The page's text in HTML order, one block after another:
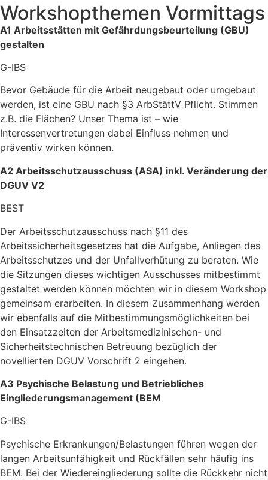
Workshopthemen Vormittags
A1 Arbeitsstätten mit Gefährdungsbeurteilung (GBU)
gestalten
G-IBS
Bevor Gebäude für die Arbeit neugebaut oder umgebaut
werden, ist eine GBU nach §3 ArbStättV Pflicht. Stimmen
z.B. die Flächen? Unser Thema ist – wie
Interessenvertretungen dabei Einfluss nehmen und
präventiv wirken können.
A2 Arbeitsschutzausschuss (ASA) inkl. Veränderung der
DGUV V2
BEST
Der Arbeitsschutzausschuss nach §11 des
Arbeitssicherheitsgesetzes hat die Aufgabe, Anliegen des
Arbeitsschutzes und der Unfallverhütung zu beraten. Wie
die Sitzungen dieses wichtigen Ausschusses mitbestimmt
gestaltet werden können möchten wir in diesem Workshop
gemeinsam erarbeiten. In diesem Zusammenhang werden
wir ebenfalls auf die Mitbestimmungsmöglichkeiten bei
den Einsatzzeiten der Arbeitsmedizinischen- und
Sicherheitstechnischen Betreuung bezüglich der
novellierten DGUV Vorschrift 2 eingehen.
A3 Psychische Belastung und Betriebliches
Eingliederungsmanagement (BEM
G-IBS
Psychische Erkrankungen/Belastungen führen wegen der
langen Arbeitsunfähigkeit und Rückfällen sehr häufig ins
BEM. Bei der Wiedereingliederung sollte die Rückkehr nicht